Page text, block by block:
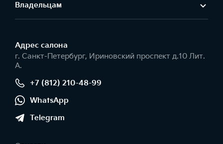
Владельцам
Адрес салонa
г. Санкт-Петербург, Ириновский проспект д.10 Лит.
А.
+7 (812) 210-48-99
WhatsApp
Telegram